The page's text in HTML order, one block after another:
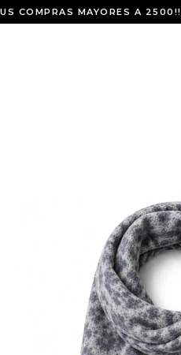
COMPRAS MAYORES A 2500!!